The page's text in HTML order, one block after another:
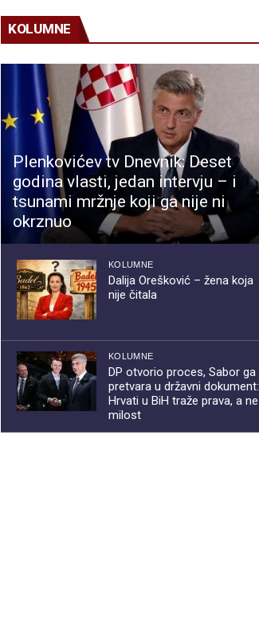
KOLUMNE
Plenkovićev tv Dnevnik: Deset
godina vlasti, jedan intervju – i
tsunami mržnje koji ga nije ni
okrznuo
KOLUMNE
Dalija Orešković – žena koja
nije čitala
KOLUMNE
DP otvorio proces, Sabor ga
pretvara u državni dokument:
Hrvati u BiH traže prava, a ne
milost